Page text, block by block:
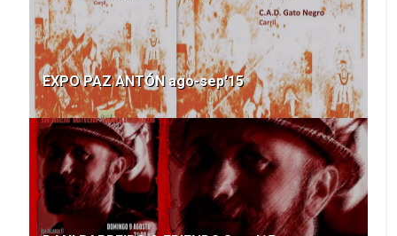
EXPO PAZ ANTÓN ago-sep'15